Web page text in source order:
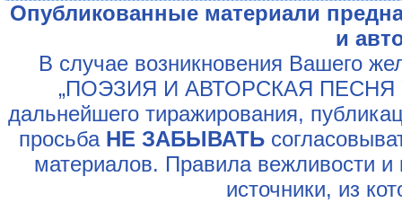
Опубликованные материали
и
В случае возникновения Вашего
„ПОЭЗИЯ И АВТОРСКАЯ ПЕСНЯ
дальнейшего тиражирования,
просьба НЕ ЗАБЫВАТЬ
материалов. Правила вежливости и
источники, из